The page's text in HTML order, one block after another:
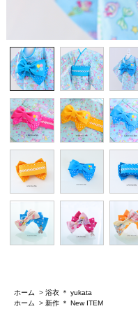
ホーム > 浴衣 ＊ yukata
ホーム
> 新作 ＊ New ITEM